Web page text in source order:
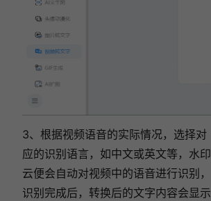
3、根据视频语音的实际情况，选择对
应的识别语言，如中文或英文等，水印
云便会自动对视频中的语音进行识别，
识别完成后，转换后的文字内容会显示